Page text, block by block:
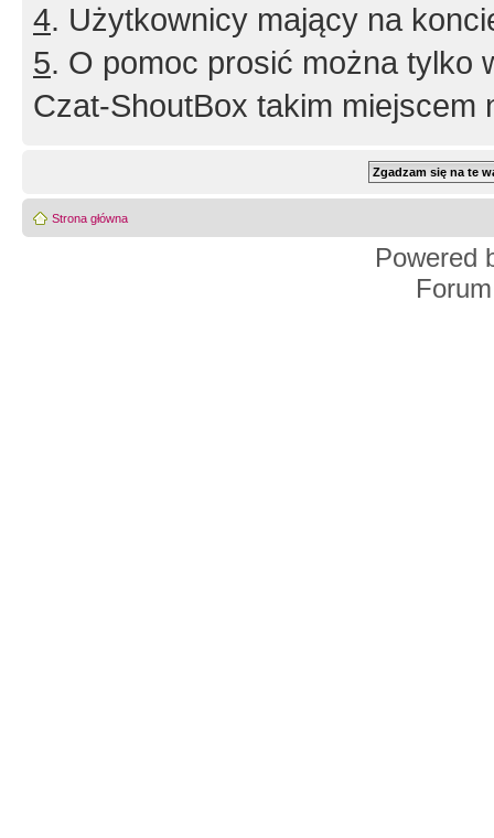
4. Użytkownicy mający na
5. O pomoc prosić można tylko
Czat-ShoutBox takim miejscem
Strona główna
Powered